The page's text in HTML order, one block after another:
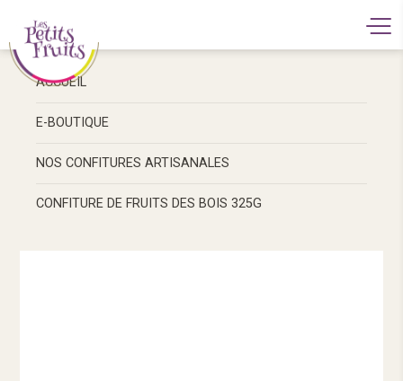
ACCUEIL
E-BOUTIQUE
NOS CONFITURES ARTISANALES
CONFITURE DE FRUITS DES BOIS 325G